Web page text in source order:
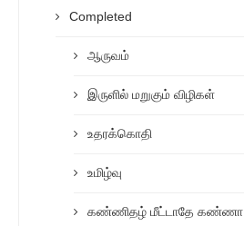
Completed
ஆருவம்
இருளில் மறுகும் விழிகள்
உதரக்கொதி
உமிழ்வு
கண்ணிதழ் மீட்டாதே கண்ணா